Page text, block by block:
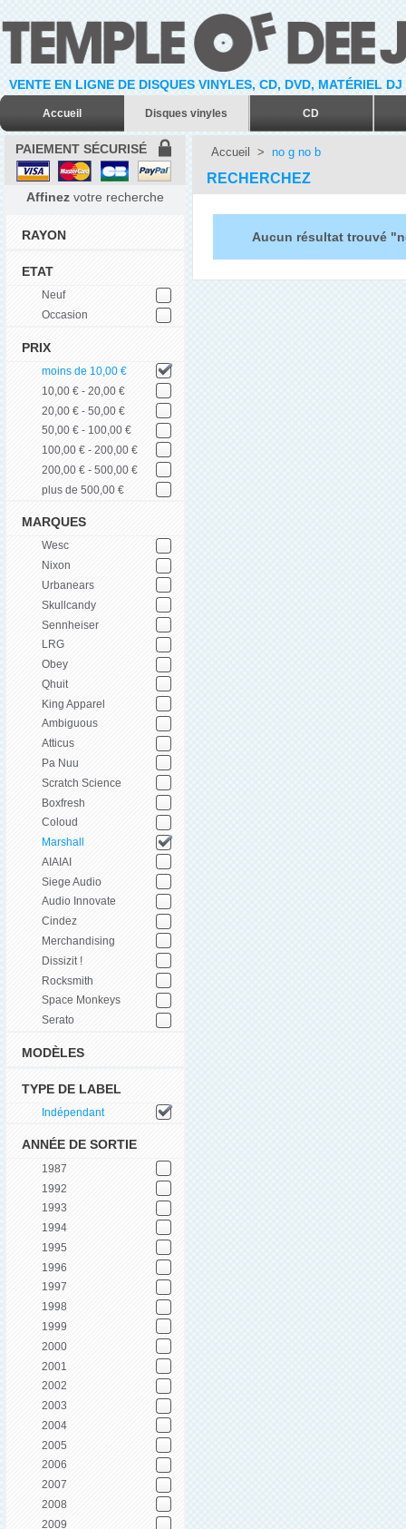
VENTE EN LIGNE DE DISQUES VINYLES, CD, DVD, MATÉRIEL
Accueil Disques vinyles CD
PAIEMENT SÉCURISÉ
Affinez votre recherche
RAYON
ETAT
Neuf
Occasion
PRIX
moins de 10,00 €
10,00 € - 20,00 €
20,00 € - 50,00 €
50,00 € - 100,00 €
100,00 € - 200,00 €
200,00 € - 500,00 €
plus de 500,00 €
MARQUES
Wesc
Nixon
Urbanears
Skullcandy
Sennheiser
LRG
Obey
Qhuit
King Apparel
Ambiguous
Atticus
Pa Nuu
Scratch Science
Boxfresh
Coloud
Marshall
AIAIAI
Siege Audio
Audio Innovate
Cindez
Merchandising
Dissizit !
Rocksmith
Space Monkeys
Serato
MODÈLES
TYPE DE LABEL
Indépendant
ANNÉE DE SORTIE
1987
1992
1993
1994
1995
1996
1997
1998
1999
2000
2001
2002
2003
2004
2005
2006
2007
2008
2009
Accueil > no g no b
RECHERCHEZ
Aucun résultat trouvé